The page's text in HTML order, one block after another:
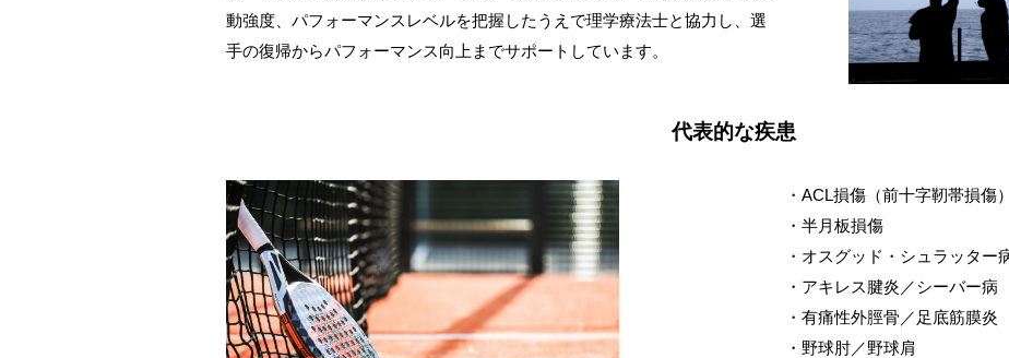
動強度、パフォーマンスレベルを把握したうえで理学療法士と協力し、選
手の復帰からパフォーマンス向上までサポートしています。
代表的な疾患
・ACL損傷（前十字靭帯損傷
・半月板損傷
・オスグッド・シュラッター
・アキレス腱炎／シーバー病
・有痛性外脛骨／足底筋膜炎
・野球肘／野球肩